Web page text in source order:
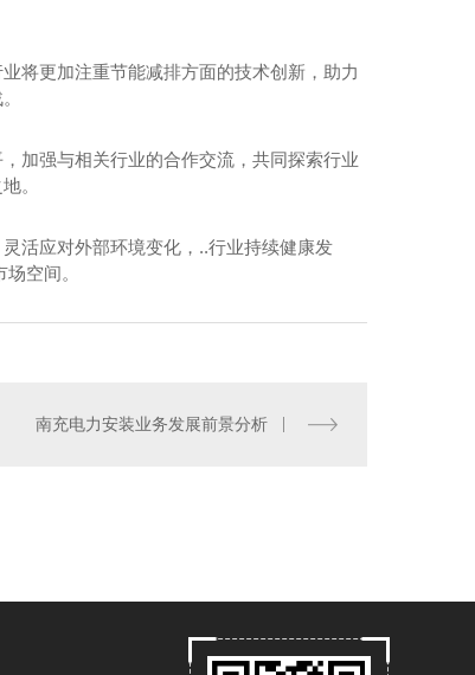
将更加注重节能减排方面的技术创新，助力
加强与相关行业的合作交流，共同探索行业
。
活应对外部环境变化，..行业持续健康发
空间。
南充电力安装业务发展前景分析